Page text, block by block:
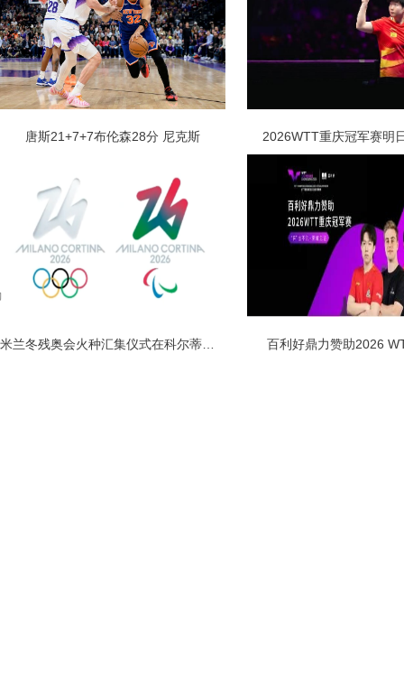
唐斯21+7+7布伦森28分 尼克斯 2026WTT重庆冠军赛明
百利好鼎力赞助2026